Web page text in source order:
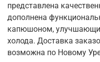
представлена
дополнена
капюшоном,
холода. Доставка
возможна по Новому